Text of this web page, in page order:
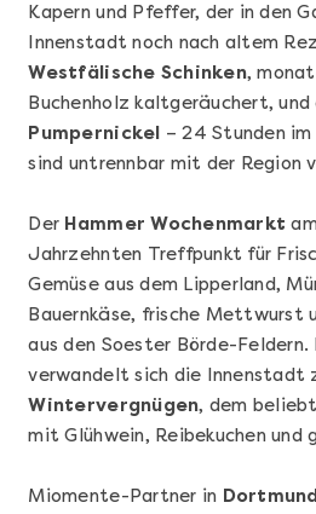
Sushi Basic Kurs Bonn
Kapern und Pfeffer, der in den
Innenstadt noch nach altem
Westfälische Schinken,
Buchenholz kaltgeräuchert, und
Pumpernickel – 24 Stunden
sind untrennbar mit der Region
Der Hammer Wochenmarkt
Jahrzehnten Treffpunkt für
Gemüse aus dem Lipperland,
Bauernkäse, frische Mettwurst
aus den Soester Börde-Feldern.
verwandelt sich die Innenstadt
Wintervergnügen, dem
mit Glühwein, Reibekuchen und
Miomente-Partner in Dortmund